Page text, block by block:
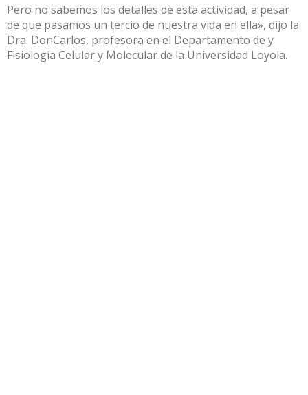
Pero no sabemos los detalles de esta actividad, a pesar
de que pasamos un tercio de nuestra vida en ella», dijo la
Dra. DonCarlos, profesora en el Departamento de y
Fisiología Celular y Molecular de la Universidad Loyola.